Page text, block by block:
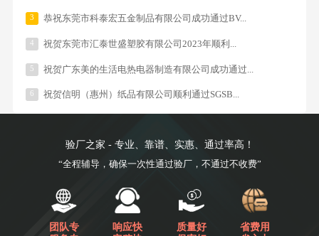
3 恭祝东莞市科泰宏五金制品有限公司成功通过BV...
4 祝贺东莞市汇泰世盛塑胶有限公司2023年顺利...
5 祝贺广东美的生活电热电器制造有限公司成功通过...
6 祝贺信明（惠州）纸品有限公司顺利通过SGSB...
验厂之家 - 专业、靠谱、实惠、通过率高！
“全程辅导，确保一次性通过验厂，不通过不收费”
团队专
响应快
质量好
省费用